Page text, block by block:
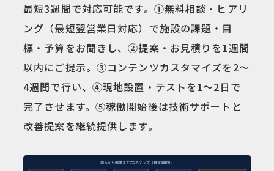
最短3週間で対応可能です。①無料相談・ヒアリ
ング（最短翌営業日対応）で施設の課題・目
標・予算をお聞きし、②提案・お見積りを1週間
以内にご提示。③コンテンツカスタマイズを2〜
4週間で行い、④現地設置・テストを1〜2日で
完了させます。⑤稼働開始後は技術サポートと
改善提案を継続提供します。